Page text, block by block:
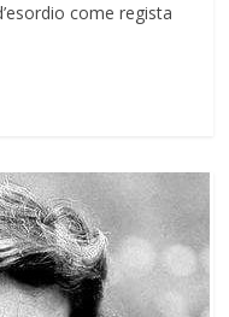
come regista